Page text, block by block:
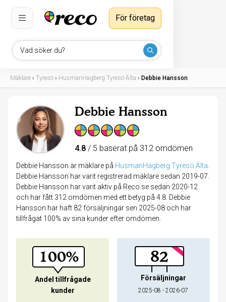
Vad söker du?
För företag
Mäklare › Tyresö › HusmanHagberg Tyresö Älta › Debbie Hansson
Debbie Hansson
4.8 / 5 baserat på 312 omdömen
Debbie Hansson är mäklare på HusmanHagberg Tyresö Älta
Debbie Hansson har varit registrerad mäklare sedan 2019-07.
Debbie Hansson har varit aktiv på Reco.se sedan 2020-12
och har fått 312 omdömen med ett betyg på 4.8. Debbie
Hansson har haft 82 försäljningar sen 2025-08 och har
tillfrågat 100% av sina kunder efter omdömen.
100%
Andel tillfrågade
kunder
82
Försäljningar
2025-08 - 2026-07